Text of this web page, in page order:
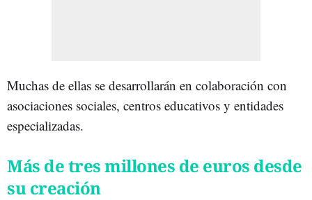
Muchas de ellas se desarrollarán en colaboración con
asociaciones sociales, centros educativos y entidades
especializadas.
Más de tres millones de euros desde
su creación